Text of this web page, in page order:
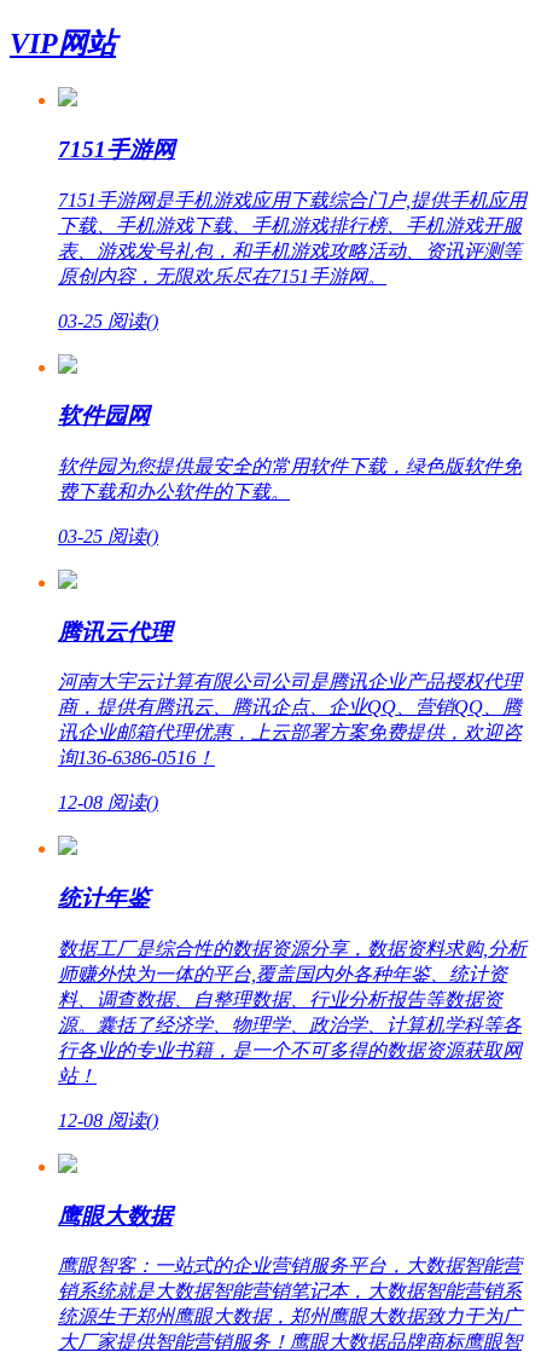
VIP网站
7151手游网
7151手游网是手机游戏应用下载综合门户,提供手机应用
下载、手机游戏下载、手机游戏排行榜、手机游戏开服
表、游戏发号礼包，和手机游戏攻略活动、资讯评测等
原创内容，无限欢乐尽在7151手游网。
03-25 阅读()
软件园网
软件园为您提供最安全的常用软件下载，绿色版软件免
费下载和办公软件的下载。
03-25 阅读()
腾讯云代理
河南大宇云计算有限公司公司是腾讯企业产品授权代理
商，提供有腾讯云、腾讯企点、企业QQ、营销QQ、腾
讯企业邮箱代理优惠，上云部署方案免费提供，欢迎咨
询136-6386-0516！
12-08 阅读()
统计年鉴
数据工厂是综合性的数据资源分享，数据资料求购,分析
师赚外快为一体的平台,覆盖国内外各种年鉴、统计资
料、调查数据、自整理数据、行业分析报告等数据资
源。囊括了经济学、物理学、政治学、计算机学科等各
行各业的专业书籍，是一个不可多得的数据资源获取网
站！
12-08 阅读()
鹰眼大数据
鹰眼智客：一站式的企业营销服务平台，大数据智能营
销系统就是大数据智能营销笔记本，大数据智能营销系
统源生于郑州鹰眼大数据，郑州鹰眼大数据致力于为广
大厂家提供智能营销服务！鹰眼大数据品牌商标鹰眼智